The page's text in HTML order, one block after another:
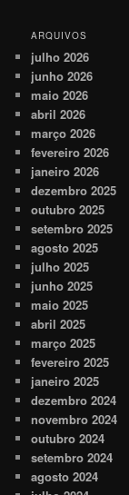
ARQUIVOS
julho 2026
junho 2026
maio 2026
abril 2026
março 2026
fevereiro 2026
janeiro 2026
dezembro 2025
outubro 2025
setembro 2025
agosto 2025
julho 2025
junho 2025
maio 2025
abril 2025
março 2025
fevereiro 2025
janeiro 2025
dezembro 2024
novembro 2024
outubro 2024
setembro 2024
agosto 2024